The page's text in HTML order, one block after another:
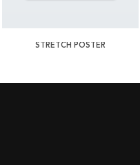
STRETCH POSTER